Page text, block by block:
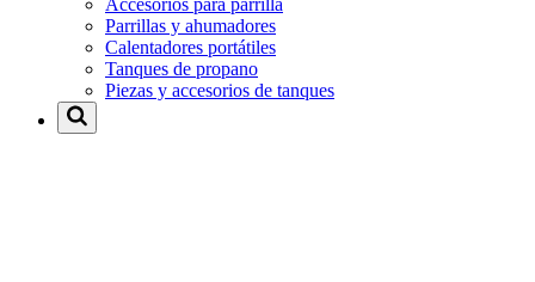
Accesorios para parrilla
Parrillas y ahumadores
Calentadores portátiles
Tanques de propano
Piezas y accesorios de tanques